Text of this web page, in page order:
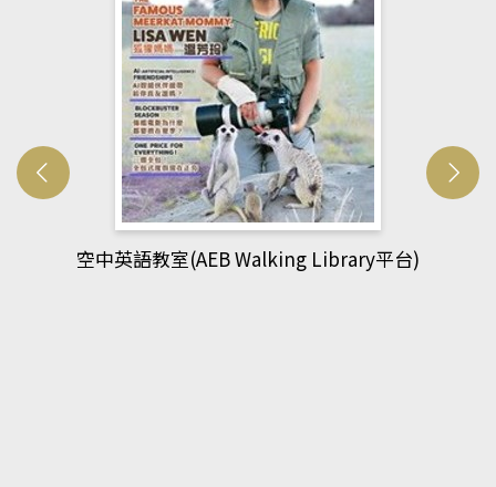
網管人(kono平台)